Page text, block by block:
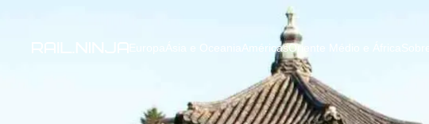
AméricasOriente Médio e África